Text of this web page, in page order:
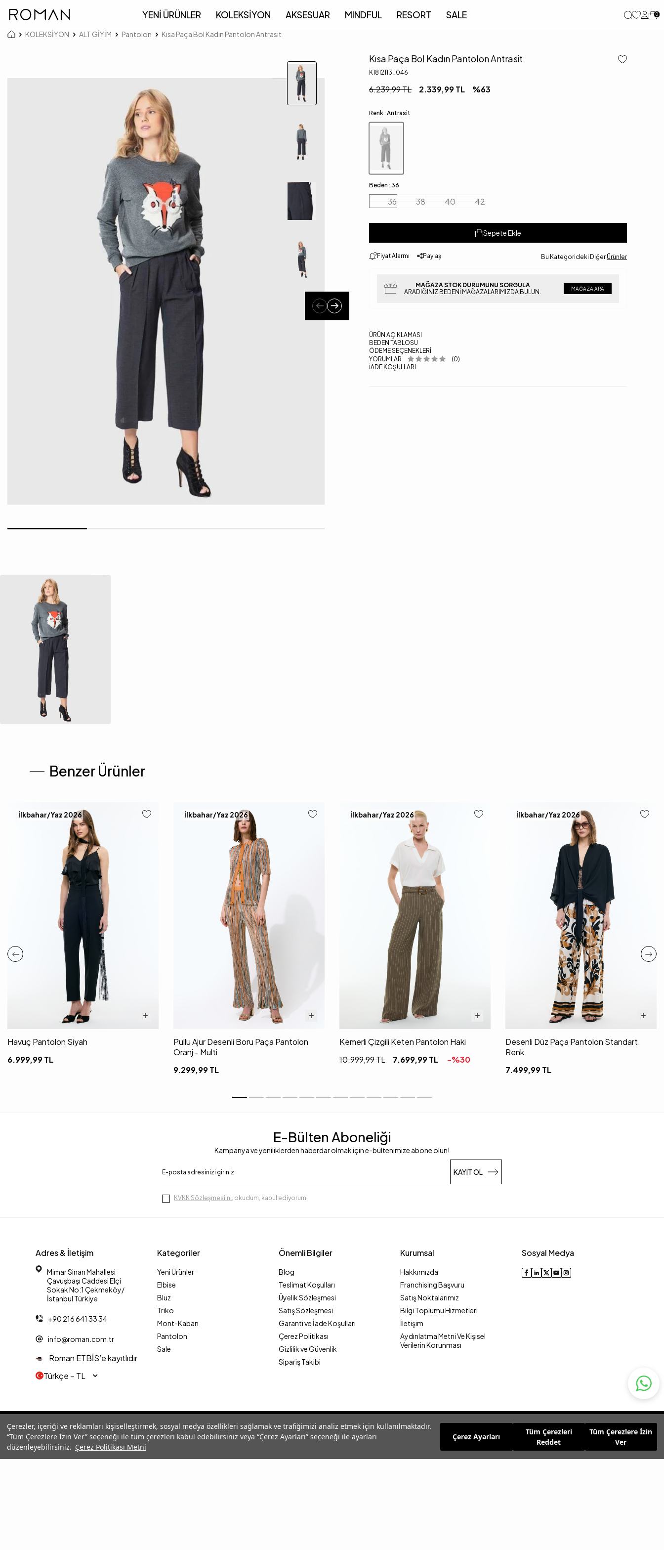
Çerezler, içeriği ve reklamları kişiselleştirmek, sosyal medya özellikleri sağlamak ve trafiğimizi analiz etmek için kullanılmaktadır.
“Tüm Çerezlere İzin Ver” seçeneği ile tüm çerezleri kabul edebilirsiniz veya “Çerez Ayarları” seçeneği ile ayarları
düzenleyebilirsiniz. Çerez Politikası Metni
Çerez Ayarları
Tüm Çerezleri
Reddet
Tüm Çerezlere İzin
Ver
YENİ ÜRÜNLER KOLEKSİYON AKSESUAR MINDFUL RESORT SALE 0
KOLEKSİYON ALT GİYİM Pantolon Kısa Paça Bol Kadın Pantolon Antrasit
Kısa Paça Bol Kadın Pantolon Antrasit
K1812113_046
6.239,99TL 2.339,99TL %63
Renk : Antrasit
Beden : 36
36 38 40 42
Sepete Ekle
Fiyat Alarmı Paylaş Bu Kategorideki Diğer Ürünler
MAĞAZA STOK DURUMUNU SORGULA
ARADIĞINIZ BEDENI MAĞAZALARIMIZDA BULUN.
MAĞAZA ARA
ÜRÜN AÇIKLAMASI
BEDEN TABLOSU
ÖDEME SEÇENEKLERI
YORUMLAR
(0)
İADE KOŞULLARI
Benzer Ürünler
İlkbahar/Yaz 2026
Havuç Pantolon Siyah
6.999,99TL
İlkbahar/Yaz 2026
Pullu Ajur Desenli Boru Paça Pantolon
Oranj - Multi
9.299,99TL
İlkbahar/Yaz 2026
Kemerli Çizgili Keten Pantolon Haki
10.999,99TL 7.699,99TL -%30
İlkbahar/Yaz 2026
Desenli Düz Paça Pantolon Standart
Renk
7.499,99TL
E-Bülten Aboneliği
Kampanya ve yeniliklerden haberdar olmak için e-bültenimize abone olun!
KAYIT OL
KVKK Sözleşmesi'ni, okudum, kabul ediyorum.
Adres & İletişim
Mimar Sinan Mahallesi
Çavuşbaşı Caddesi Elçi
Sokak No:1 Çekmeköy/
İstanbul Türkiye
+90 216 641 33 34
info@roman.com.tr
Roman ETBİS’e kayıtlıdır
Türkçe − TL
Kategoriler
Yeni Ürünler
Elbise
Bluz
Triko
Mont-Kaban
Pantolon
Sale
Önemli Bilgiler
Blog
Teslimat Koşulları
Üyelik Sözleşmesi
Satış Sözleşmesi
Garanti ve İade Koşulları
Çerez Politikası
Gizlilik ve Güvenlik
Sipariş Takibi
Kurumsal
Hakkımızda
Franchising Başvuru
Satış Noktalarımız
Bilgi Toplumu Hizmetleri
İletişim
Aydınlatma Metni Ve Kişisel
Verilerin Korunması
Sosyal Medya
© 2025 Roman® Tüm Hakları Saklıdır, İzinsiz kullanılamaz